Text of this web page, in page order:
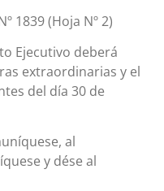
1839 (Hoja Nº 2)
Ejecutivo deberá
extraordinarias y el
del día 30 de
al
y dése al